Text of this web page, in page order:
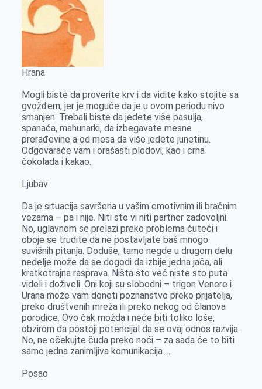
Hrana
Mogli biste da proverite krv i da vidite kako stojite sa
gvožđem, jer je moguće da je u ovom periodu nivo
smanjen. Trebali biste da jedete više pasulja,
spanaća, mahunarki, da izbegavate mesne
prerađevine a od mesa da više jedete junetinu.
Odgovaraće vam i orašasti plodovi, kao i crna
čokolada i kakao.
Ljubav
Da je situacija savršena u vašim emotivnim ili bračnim
vezama – pa i nije. Niti ste vi niti partner zadovoljni.
No, uglavnom se prelazi preko problema ćuteći i
oboje se trudite da ne postavljate baš mnogo
suvišnih pitanja. Doduše, tamo negde u drugom delu
nedelje može da se dogodi da izbije jedna jača, ali
kratkotrajna rasprava. Ništa što već niste sto puta
videli i doživeli. Oni koji su slobodni – trigon Venere i
Urana može vam doneti poznanstvo preko prijatelja,
preko društvenih mreža ili preko nekog od članova
porodice. Ovo čak možda i neće biti toliko loše,
obzirom da postoji potencijal da se ovaj odnos razvija.
No, ne očekujte čuda preko noći – za sada će to biti
samo jedna zanimljiva komunikacija….
Posao